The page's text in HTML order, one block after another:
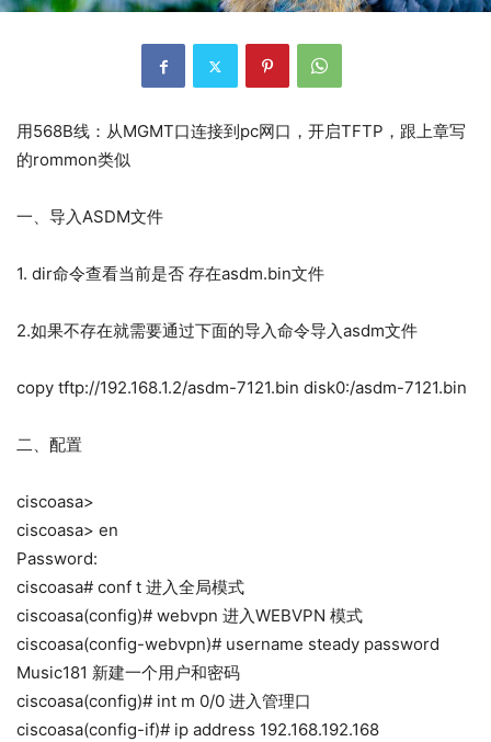
用568B线：从MGMT口连接到pc网口，开启TFTP，跟上章写
的rommon类似
一、导入ASDM文件
1. dir命令查看当前是否 存在asdm.bin文件
2.如果不存在就需要通过下面的导入命令导入asdm文件
copy tftp://192.168.1.2/asdm-7121.bin disk0:/asdm-7121.bin
二、配置
ciscoasa>
ciscoasa> en
Password:
ciscoasa# conf t 进入全局模式
ciscoasa(config)# webvpn 进入WEBVPN 模式
ciscoasa(config-webvpn)# username steady password
Music181 新建一个用户和密码
ciscoasa(config)# int m 0/0 进入管理口
ciscoasa(config-if)# ip address 192.168.192.168